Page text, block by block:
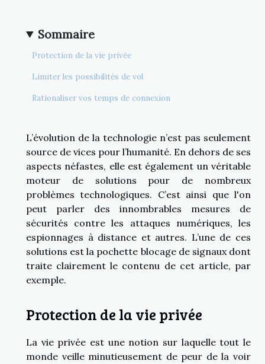
Sommaire
Protection de la vie privée
Limiter les possibilités de vol
Rationaliser vos temps de connexion
L’évolution de la technologie n’est pas seulement
source de vices pour l’humanité. En dehors de ses
aspects néfastes, elle est également un véritable
moteur de solutions pour de nombreux
problèmes technologiques. C’est ainsi que l'on
peut parler des innombrables mesures de
sécurités contre les attaques numériques, les
espionnages à distance et autres. L’une de ces
solutions est la pochette blocage de signaux dont
traite clairement le contenu de cet article, par
exemple.
Protection de la vie privée
La vie privée est une notion sur laquelle tout le
monde veille minutieusement de peur de la voir